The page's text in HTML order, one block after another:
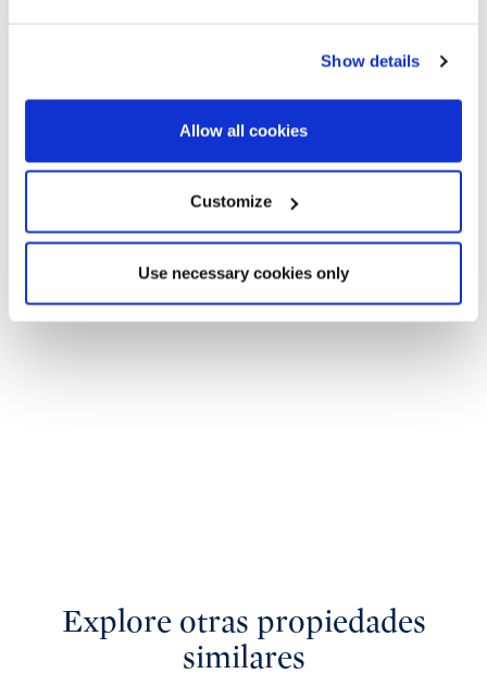
Show details
Allow all cookies
Customize
Use necessary cookies only
Explore otras propiedades
similares